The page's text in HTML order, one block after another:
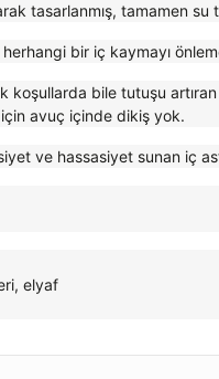
tasarlanmış, tamamen
bir iç kaymayı
koşullarda bile tutuşu
için avuç içinde dikiş yok.
ve hassasiyet sunan iç
elyaf